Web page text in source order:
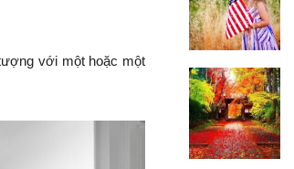
với một hoặc một